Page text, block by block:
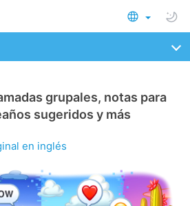
grupales, notas para
sugeridos y más
en inglés